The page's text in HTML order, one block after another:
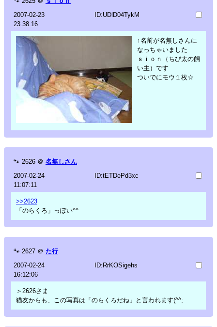
2007-02-23
23:38:16
ID:UDlD04TykM
↑名前が名無しさんに
なっちゃいました
ｓｉｏｎ（ちび太の飼
い主）です
ついでにモウ１枚☆
🐾 2626 ＠ 名無しさん
2007-02-24
11:07:11
ID:tETDePd3xc
>>2623
「のらくろ」っぽい^^
🐾 2627 ＠ た行
2007-02-24
16:12:06
ID:RrKOSigehs
＞2626さま
猫友からも、この写真は「のらくろだね」と言われます(^^;